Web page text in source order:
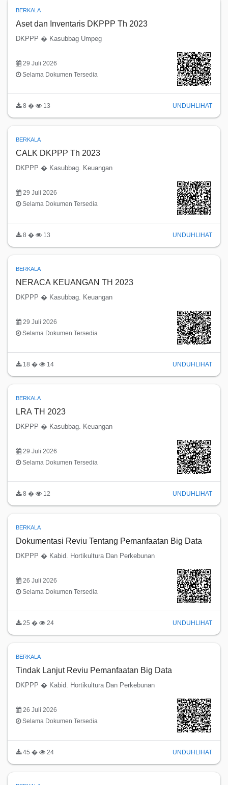
BERKALA
Aset dan Inventaris DKPPP Th 2023
DKPPP � Kasubbag Umpeg
29 Juli 2026
Selama Dokumen Tersedia
8 � 13 UNDUH LIHAT
BERKALA
CALK DKPPP Th 2023
DKPPP � Kasubbag. Keuangan
29 Juli 2026
Selama Dokumen Tersedia
8 � 13 UNDUH LIHAT
BERKALA
NERACA KEUANGAN TH 2023
DKPPP � Kasubbag. Keuangan
29 Juli 2026
Selama Dokumen Tersedia
18 � 14 UNDUH LIHAT
BERKALA
LRA TH 2023
DKPPP � Kasubbag. Keuangan
29 Juli 2026
Selama Dokumen Tersedia
8 � 12 UNDUH LIHAT
BERKALA
Dokumentasi Reviu Tentang Pemanfaatan Big Data
DKPPP � Kabid. Hortikultura Dan Perkebunan
26 Juli 2026
Selama Dokumen Tersedia
25 � 24 UNDUH LIHAT
BERKALA
Tindak Lanjut Reviu Pemanfaatan Big Data
DKPPP � Kabid. Hortikultura Dan Perkebunan
26 Juli 2026
Selama Dokumen Tersedia
45 � 24 UNDUH LIHAT